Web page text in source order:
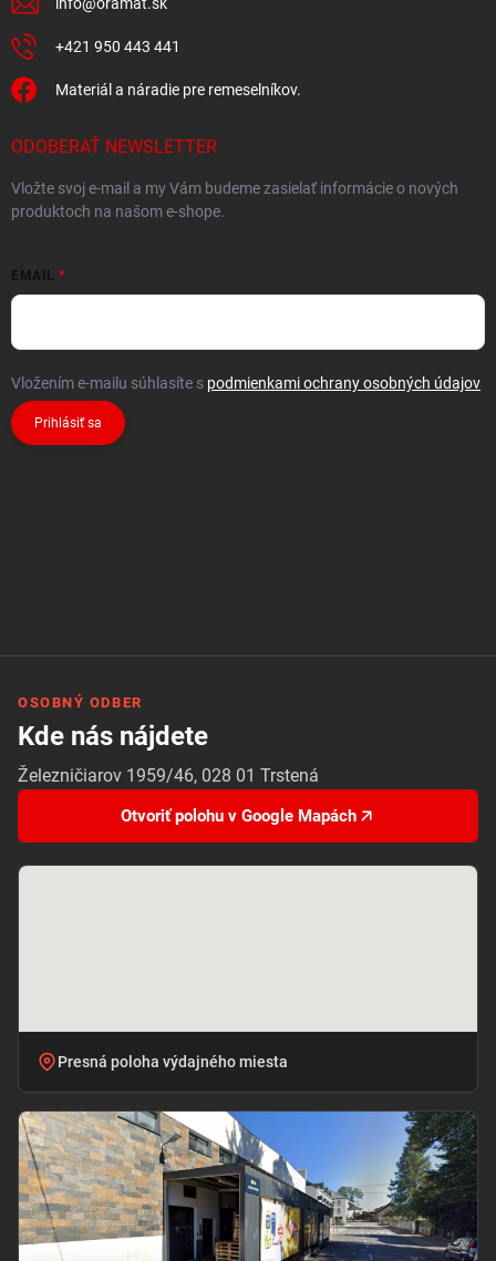
info@oramat.sk
+421 950 443 441
Materiál a náradie pre remeselníkov.
ODOBERAŤ NEWSLETTER
Vložte svoj e-mail a my Vám budeme zasielať informácie o nových
produktoch na našom e-shope.
EMAIL
Vložením e-mailu súhlasíte s podmienkami ochrany osobných údajov
Prihlásiť sa
OSOBNÝ ODBER
Kde nás nájdete
Železničiarov 1959/46, 028 01 Trstená
Otvoriť polohu v Google Mapách
Presná poloha výdajného miesta